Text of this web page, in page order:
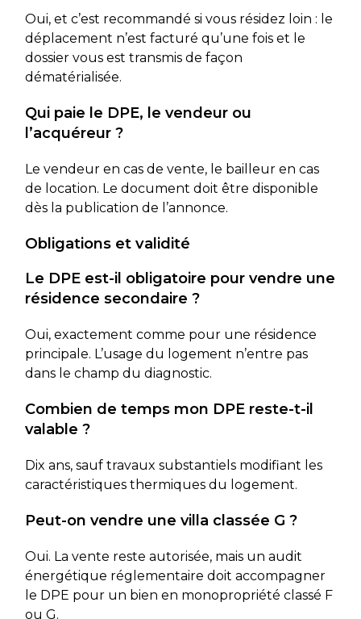
Oui, et c’est recommandé si vous résidez loin : le
déplacement n’est facturé qu’une fois et le
dossier vous est transmis de façon
dématérialisée.
Qui paie le DPE, le vendeur ou
l’acquéreur ?
Le vendeur en cas de vente, le bailleur en cas
de location. Le document doit être disponible
dès la publication de l’annonce.
Obligations et validité
Le DPE est-il obligatoire pour vendre une
résidence secondaire ?
Oui, exactement comme pour une résidence
principale. L’usage du logement n’entre pas
dans le champ du diagnostic.
Combien de temps mon DPE reste-t-il
valable ?
Dix ans, sauf travaux substantiels modifiant les
caractéristiques thermiques du logement.
Peut-on vendre une villa classée G ?
Oui. La vente reste autorisée, mais un audit
énergétique réglementaire doit accompagner
le DPE pour un bien en monopropriété classé F
ou G.